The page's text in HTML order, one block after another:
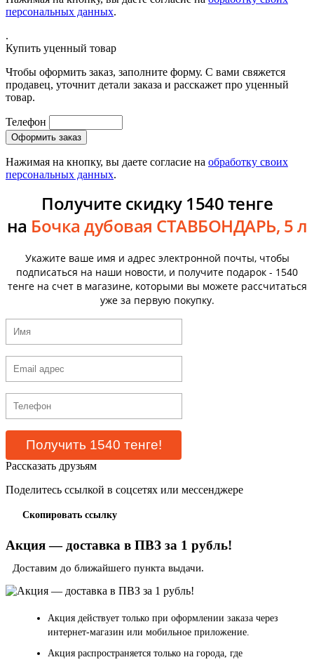
персональных данных.
.
Купить уценный товар
Чтобы оформить заказ, заполните форму. С вами свяжется
продавец, уточнит детали заказа и расскажет про уценный
товар.
Телефон
Нажимая на кнопку, вы даете согласие на обработку своих
персональных данных.
Получите скидку 1540 тенге
на Бочка дубовая СТАВБОНДАРЬ, 5 л
Укажите ваше имя и адрес электронной почты, чтобы
подписаться на наши новости, и получите подарок - 1540
тенге на счет в магазине, которыми вы можете рассчитаться
уже за первую покупку.
Рассказать друзьям
Поделитесь ссылкой в соцсетях или мессенджере
Скопировать ссылку
Акция — доставка в ПВЗ за 1 рубль!
Доставим до ближайшего пункта выдачи.
Акция действует только при оформлении заказа через
интернет-магазин или мобильное приложение.
Акция распространяется только на города, где